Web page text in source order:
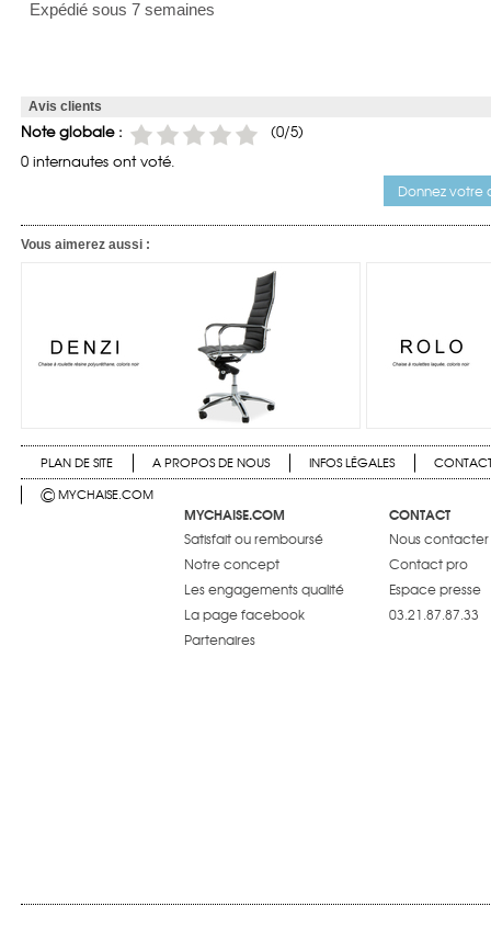
Expédié sous 7 semaines
Avis clients
Note globale : (0/5)
0 internautes ont voté.
Donnez votre
Vous aimerez aussi :
PLAN DE SITE A PROPOS DE NOUS INFOS LÉGALES
©MYCHAISE.COM
MYCHAISE.COM
Satisfait ou remboursé
Notre concept
Les engagements qualité
La page facebook
Partenaires
CONTACT
Nous contacter
Contact pro
Espace presse
03.21.87.87.33